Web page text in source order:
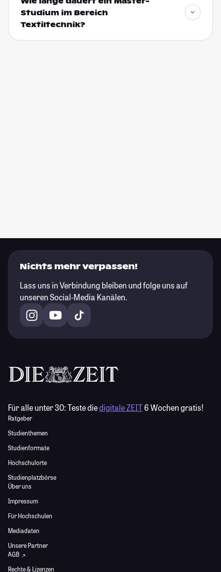
Studium im Bereich
Textiltechnik?
Nichts mehr verpassen!
Lass uns in Verbindung bleiben und folge uns auf
unseren Social-Media Kanälen.
Für alle unter 30:Teste diedigitale ZEIT6 Wochen gratis!
Ratgeber
Studienthemen
Studienformate
Hochschulorte
Studienplatzbörse
Über uns
Impressum
Für Hochschulen
Mediadaten
Unsere Partner
AGB
Rechte & Lizenzen